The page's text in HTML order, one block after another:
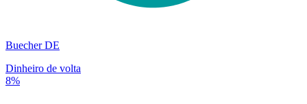
Buecher DE
Dinheiro de volta
8%